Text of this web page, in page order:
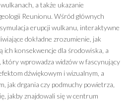
a także ukazanie
Reunionu. Wśród głównych
erupcji wulkanu, interaktywne
dokładne zrozumienie, jak
ich konsekwencje dla środowiska, a
wprowadza widzów w fascynujący
dźwiękowym i wizualnym, a
jak drgania czy podmuchy powietrza,
jakby znajdowali się w centrum